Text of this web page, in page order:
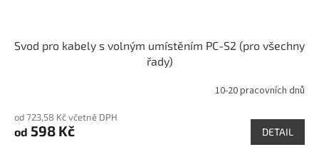
Svod pro kabely s volným umístěním PC-S2 (pro všechny
řady)
10-20 pracovních dnů
od 723,58 Kč včetně DPH
od 598 Kč DETAIL